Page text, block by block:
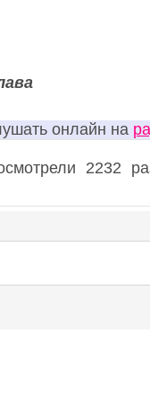
онлайн на
2232